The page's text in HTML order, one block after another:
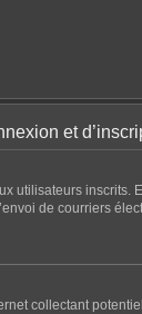
et
utilisateurs
de courriers
collectant